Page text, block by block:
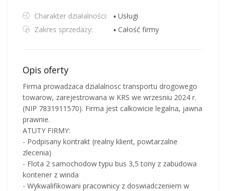
Charakter działalności:
▪ Usługi
Zakres sprzedaży:
▪ Całość firmy
Opis oferty
Firma prowadzaca dzialalnosc transportu drogowego
towarow, zarejestrowana w KRS we wrzesniu 2024 r.
(NIP 7831911570). Firma jest calkowicie legalna, jawna
prawnie.
ATUTY FIRMY:
- Podpisany kontrakt (realny klient, powtarzalne
zlecenia)
- Flota 2 samochodow typu bus 3,5 tony z zabudowa
kontener z winda
- Wykwalifikowani pracownicy z doswiadczeniem w